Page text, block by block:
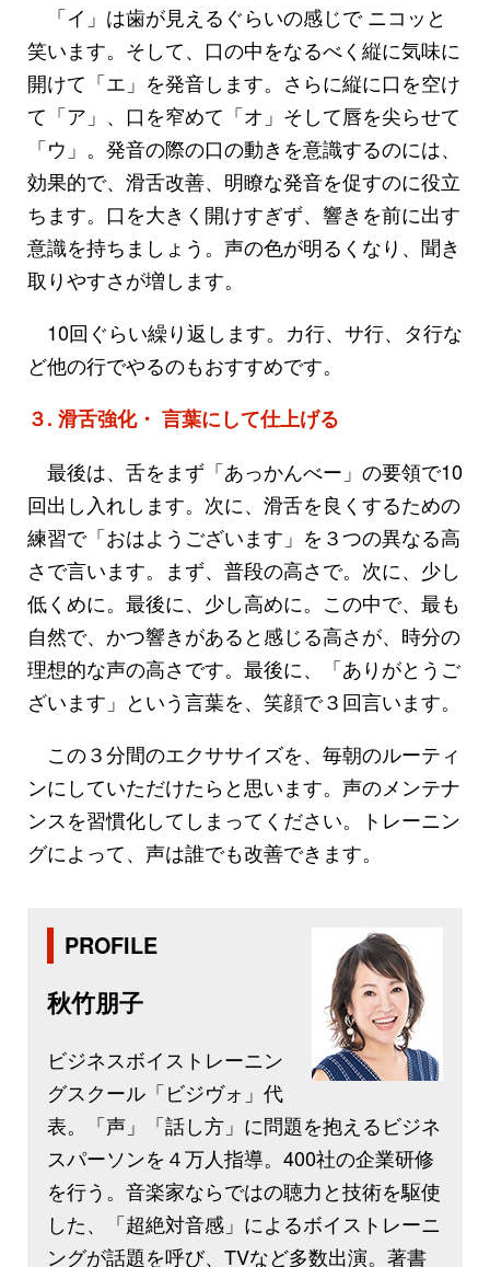
「イ」は歯が見えるぐらいの感じで ニコッと
笑います。そして、口の中をなるべく縦に気味に
開けて「エ」を発音します。さらに縦に口を空け
て「ア」、口を窄めて「オ」そして唇を尖らせて
「ウ」。発音の際の口の動きを意識するのには、
効果的で、滑舌改善、明瞭な発音を促すのに役立
ちます。口を大きく開けすぎず、響きを前に出す
意識を持ちましょう。声の色が明るくなり、聞き
取りやすさが増します。
10回ぐらい繰り返します。カ行、サ行、タ行な
ど他の行でやるのもおすすめです。
３. 滑舌強化・ 言葉にして仕上げる
最後は、舌をまず「あっかんべー」の要領で10
回出し入れします。次に、滑舌を良くするための
練習で「おはようございます」を３つの異なる高
さで言います。まず、普段の高さで。次に、少し
低くめに。最後に、少し高めに。この中で、最も
自然で、かつ響きがあると感じる高さが、時分の
理想的な声の高さです。最後に、「ありがとうご
ざいます」という言葉を、笑顔で３回言います。
この３分間のエクササイズを、毎朝のルーティ
ンにしていただけたらと思います。声のメンテナ
ンスを習慣化してしまってください。トレーニン
グによって、声は誰でも改善できます。
PROFILE
秋竹朋子
ビジネスボイストレーニン
グスクール「ビジヴォ」代
表。「声」「話し方」に問題を抱えるビジネ
スパーソンを４万人指導。400社の企業研修
を行う。音楽家ならではの聴力と技術を駆使
した、「超絶対音感」によるボイストレーニ
ングが話題を呼び、TVなど多数出演。著書